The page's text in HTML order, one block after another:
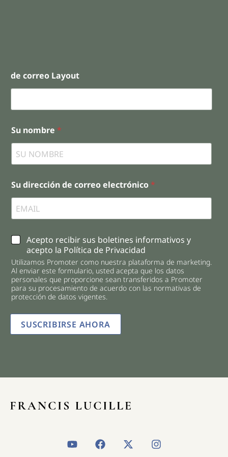
de correo Layout
Su nombre *
Su dirección de correo electrónico *
C
e
c
k
b
o
e
*
Acepto recibir sus boletines informativos y
acepto la Política de Privacidad
Utilizamos Promoter como nuestra plataforma de marketing.
Al enviar este formulario, usted acepta que los datos
personales que proporcione sean transferidos a Promoter
para su procesamiento de acuerdo con las normativas de
protección de datos vigentes.
SUSCRIBIRSE AHORA
Y
o
F
a
X
-
I
n